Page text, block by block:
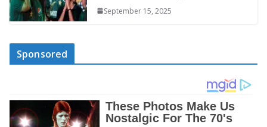
September 15, 2025
Sponsored